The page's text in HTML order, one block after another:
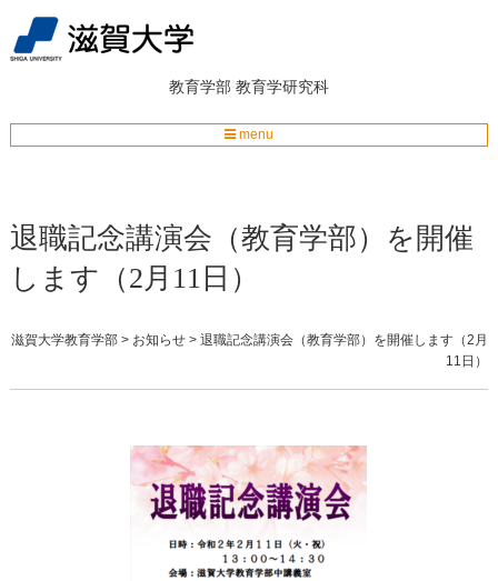
教育学部 教育学研究科
menu
退職記念講演会（教育学部）を開催
します（2月11日）
滋賀大学教育学部 > お知らせ >退職記念講演会（教育学部）を開催します（2月
11日）